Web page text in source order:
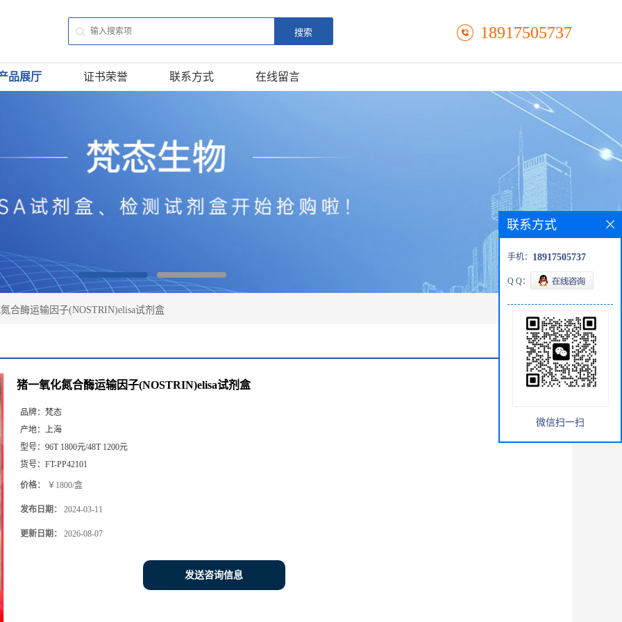
18917505737
品展厅 证书荣誉 联系方式 在线留言
合酶运输因子(NOSTRIN)elisa试剂盒
猪一氧化氮合酶运输因子(NOSTRIN)elisa试剂盒
品牌： 梵态
产地： 上海
型号： 96T 1800元/48T 1200元
货号： FT-PP42101
价格： ￥1800/盒
发布日期： 2024-03-11
更新日期： 2026-08-07
发送咨询信息
联系方式
手机： 18917505737
Q Q：
微信扫一扫